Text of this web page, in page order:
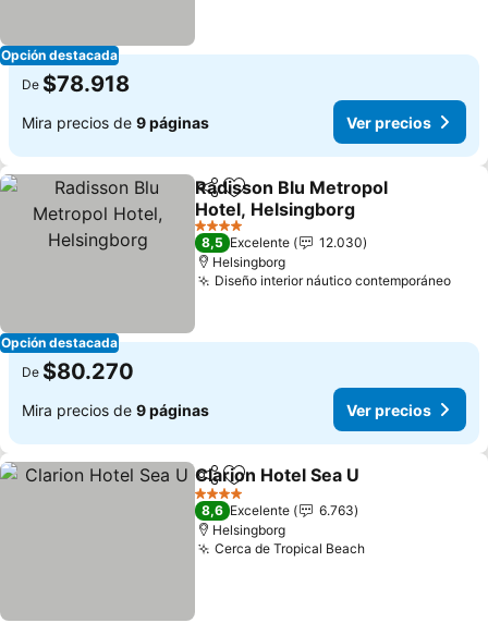
Opción destacada
De $78.918
Mira precios de 9 páginas Ver precios
Opción destacada
CompartirAgregar a favoritos
Radisson Blu Metropol
Hotel, Helsingborg
Ver precios
4 Estrellas
8,5 Excelente
12.030
Helsingborg
Diseño interior náutico contemporáneoVer
De $80.270
Mira precios de 9 páginas Ver precios
CompartirAgregar a favoritos
Clarion Hotel Sea U
4 Estrellas
8,6 Excelente
6.763
Helsingborg
Cerca de Tropical BeachVer precios